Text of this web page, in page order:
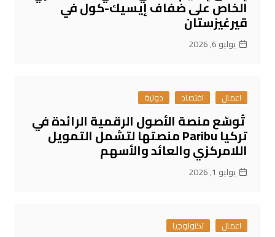
الخاص على ضفاف إيسيك-كول في
قيرغيزستان
يوليو 6, 2026
اعمال اقتصاد دولية
تُوسّع منصة الأصول الرقمية الرائدة في
تركيا Paribu منصتها لتشمل التمويل
اللامركزي والعائد والأسهم
يوليو 1, 2026
اعمال تكنولوجيا